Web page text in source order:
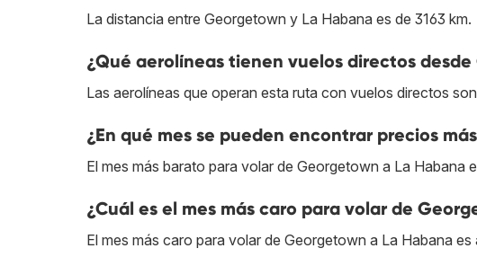
La distancia entre Georgetown y La Habana es de 3163 km.
¿Qué aerolíneas tienen vuelos directos
Las aerolíneas que operan esta ruta con vuelos directos
¿En qué mes se pueden encontrar precios
El mes más barato para volar de Georgetown a La Habana
¿Cuál es el mes más caro para volar de
El mes más caro para volar de Georgetown a La Habana es